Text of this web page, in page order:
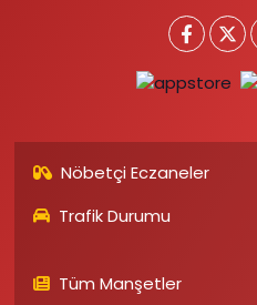
Nöbetçi Eczaneler
Trafik Durumu
Tüm Manşetler